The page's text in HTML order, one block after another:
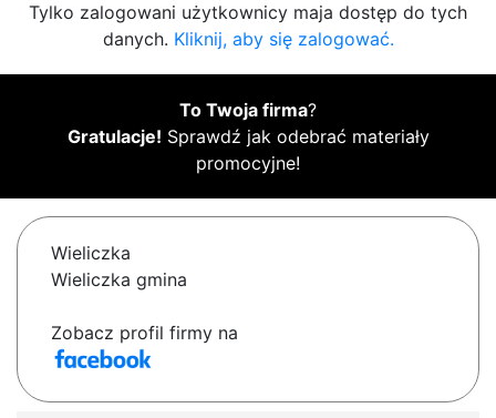
Tylko zalogowani użytkownicy maja dostęp do tych
danych. Kliknij, aby się zalogować.
To Twoja firma?
Gratulacje! Sprawdź jak odebrać materiały
promocyjne!
Wieliczka
Wieliczka gmina
Zobacz profil firmy na